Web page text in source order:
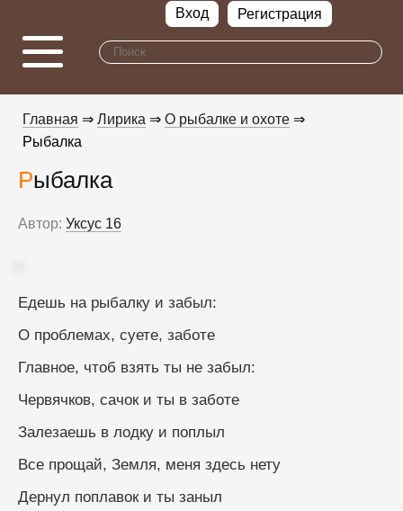
Вход Регистрация
Главная ⇒ Лирика ⇒ О рыбалке и охоте ⇒
Рыбалка
Рыбалка
Автор: Уксус 16
Едешь на рыбалку и забыл:
О проблемах, суете, заботе
Главное, чтоб взять ты не забыл:
Червячков, сачок и ты в заботе
Залезаешь в лодку и поплыл
Все прощай, Земля, меня здесь нету
Дернул поплавок и ты заныл